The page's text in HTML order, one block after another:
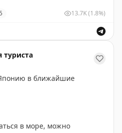
с натуральной водой из
увы, тоже прилагается к
номеру.
курортам, чтобы
13.7K(1.8%)
туриста
Японию в ближайшие
в море, можно